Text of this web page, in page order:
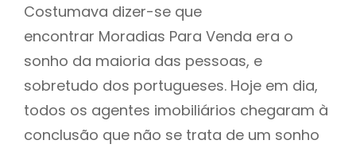
Costumava dizer-se que
encontrar Moradias Para Venda era o
sonho da maioria das pessoas, e
sobretudo dos portugueses. Hoje em dia,
todos os agentes imobiliários chegaram à
conclusão que não se trata de um sonho